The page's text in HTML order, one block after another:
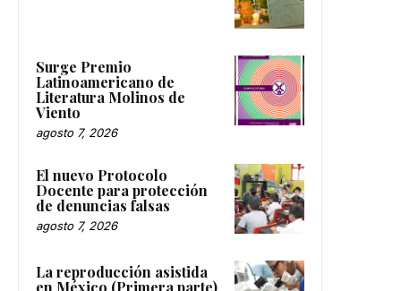
Surge Premio
Latinoamericano de
Literatura Molinos de
Viento
agosto 7, 2026
El nuevo Protocolo
Docente para protección
de denuncias falsas
agosto 7, 2026
La reproducción asistida